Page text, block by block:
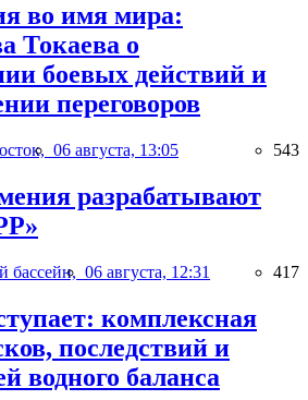
во имя мира:
Токаева о
боевых действий и
переговоров
06 августа, 13:05 543
разрабатывают
бассейн, 06 августа, 12:31 417
комплексная
последствий и
водного баланса